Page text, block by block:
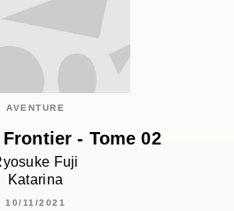
AVENTURE
- Tome 02
Fuji
Katarina
10/11/2021